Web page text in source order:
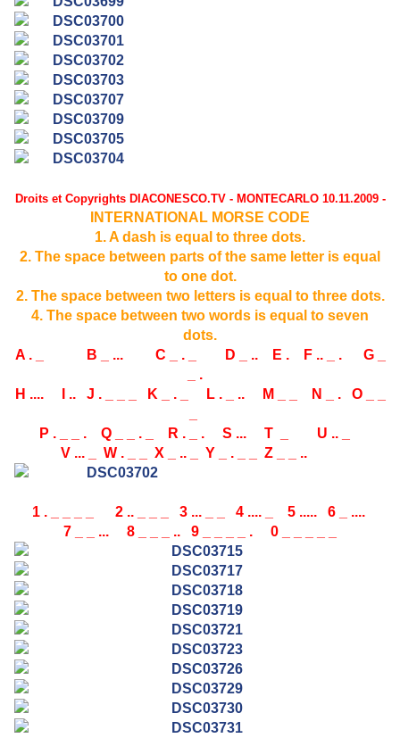
Droits et Copyrights DIACONESCO.TV - MONTECARLO 10.11.2009 -
INTERNATIONAL MORSE CODE
1. A dash is equal to three dots.
2. The space between parts of the same letter is equal
to one dot.
2. The space between two letters is equal to three dots.
4. The space between two words is equal to seven
dots.
A . _ B _ ... C _ . _ D _ .. E . F .. _ . G _
_ .
H .... I .. J . _ _ _ K _ . _ L . _ .. M _ _ N _ . O _ _
P . _ _ . Q _ _ . _
R . _ . S ... T _ U .. _
V ... _ W . _ _ X _ .. _ Y _ . _ _ Z _ _ ..
1 . _ _ _ _ 2 .. _ _ _ 3 ... _ _ 4 .... _ 5 ..... 6 _ ....
7 _ _ ... 8 _ _ _ .. 9 _ _ _ _ . 0 _ _ _ _ _